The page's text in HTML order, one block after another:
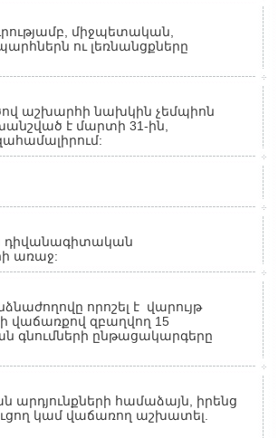
միջպետական,
ու լեռնանցքները
աշխարհի նախկին չեմպիոն
է մարտի 31-ին,
դիվանագիտական
առաջ:
որոշել է վարույթ
վաճառքով զբաղվող 15
գնումների ընթացակարգերը
համաձայն, իրենց
կամ վաճառող աշխատել.